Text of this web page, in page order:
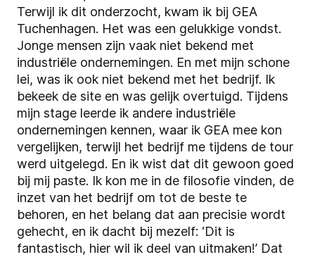
Terwijl ik dit onderzocht, kwam ik bij GEA
Tuchenhagen. Het was een gelukkige vondst.
Jonge mensen zijn vaak niet bekend met
industriële ondernemingen. En met mijn schone
lei, was ik ook niet bekend met het bedrijf. Ik
bekeek de site en was gelijk overtuigd. Tijdens
mijn stage leerde ik andere industriële
ondernemingen kennen, waar ik GEA mee kon
vergelijken, terwijl het bedrijf me tijdens de tour
werd uitgelegd. En ik wist dat dit gewoon goed
bij mij paste. Ik kon me in de filosofie vinden, de
inzet van het bedrijf om tot de beste te
behoren, en het belang dat aan precisie wordt
gehecht, en ik dacht bij mezelf: ‘Dit is
fantastisch, hier wil ik deel van uitmaken!’ Dat